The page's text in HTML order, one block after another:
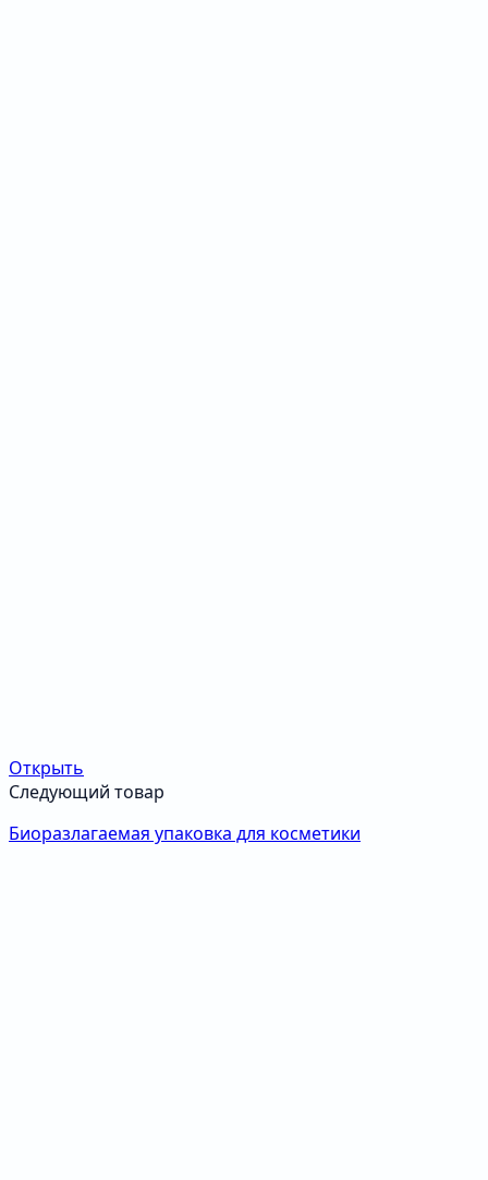
Открыть
Следующий товар
Биоразлагаемая упаковка для косметики